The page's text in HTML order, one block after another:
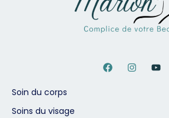
Soin du corps
Soins du visage